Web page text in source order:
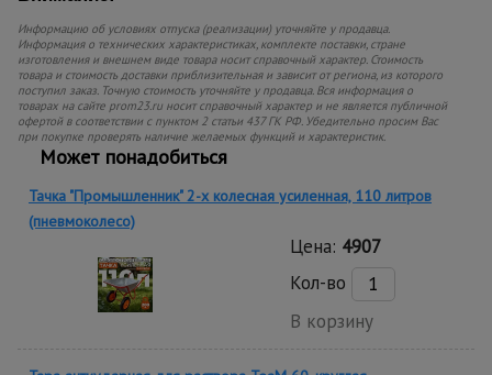
Информацию об условиях отпуска (реализации) уточняйте у продавца.
Информация о технических характеристиках, комплекте поставки, стране
изготовления и внешнем виде товара носит справочный характер. Стоимость
товара и стоимость доставки приблизительная и зависит от региона, из которого
поступил заказ. Точную стоимость уточняйте у продавца. Вся информация о
товарах на сайте prom23.ru носит справочный характер и не является публичной
офертой в соответствии с пунктом 2 статьи 437 ГК РФ. Убедительно просим Вас
при покупке проверять наличие желаемых функций и характеристик.
Может понадобиться
Тачка "Промышленник" 2-х колесная усиленная, 110 литров
(пневмоколесо)
Цена: 4907
Кол-во
В корзину